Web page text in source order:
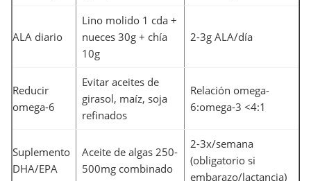
ALA diario
Lino molido 1 cda +
nueces 30g + chía
10g
2-3g ALA/día
Reducir
omega-6
Evitar aceites de
girasol, maíz, soja
refinados
Relación omega-
6:omega-3 <4:1
Suplemento
DHA/EPA
Aceite de algas 250-
500mg combinado
2-3x/semana
(obligatorio si
embarazo/lactancia)